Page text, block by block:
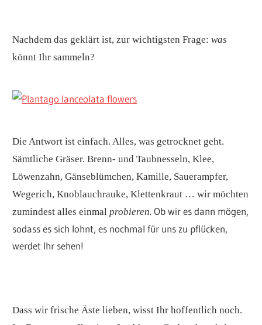
Nachdem das geklärt ist, zur wichtigsten Frage:was
könnt Ihr sammeln?
Die Antwort ist einfach. Alles, was getrocknet geht.
Sämtliche Gräser. Brenn- und Taubnesseln, Klee,
Löwenzahn, Gänseblümchen, Kamille, Sauerampfer,
Wegerich, Knoblauchrauke, Klettenkraut … wir möchten
zumindest alles einmalprobieren. Ob wir es dann mögen,
sodass es sich lohnt, es nochmal für uns zu pflücken,
werdet Ihr sehen!
Dass wir frische Äste lieben, wisst Ihr hoffentlich noch.